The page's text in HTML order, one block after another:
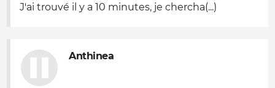
J'ai trouvé il y a 10 minutes, je chercha(...)
Anthinea